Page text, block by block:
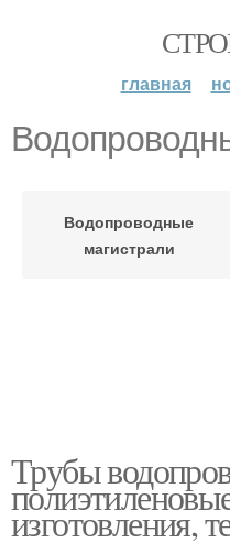
главная
Водопроводные
магистрали
Трубы
изготовления,